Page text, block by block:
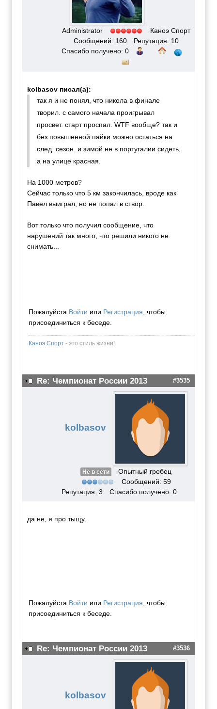
Administrator
Каноэ Спорт
Сообщений: 160
Репутация: 10
Спасибо получено: 0
kolbasov писал(а):
так я и не понял, что никола в финале
творил. с самого начала проигрывал
просвет. старт проспал. WTF вообще? так и
без повышенной пайки можно остаться на
след. сезон. и зимой не в португалии сидеть,
а на улице красная.
На 1000 метров?
Сейчас только что 5 км закончилась, вроде как
Павел выиграл, но не попал в створ.
Вот только что получил сообщение, что
нарушений так много, что решили никого не
снимать...
Пожалуйста Войти или Регистрация , чтобы
присоединиться к беседе.
Каноэ Спорт - это стиль жизни!
Re: Чемпионат России 2013 #3535
kolbasov
Не в сети
Опытный гребец
Сообщений: 59
Репутация: 3
Спасибо получено: 0
да не, я про тыщу.
Пожалуйста Войти или Регистрация , чтобы
присоединиться к беседе.
Re: Чемпионат России 2013 #3536
kolbasov